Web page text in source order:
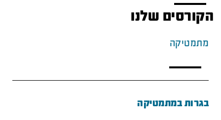
הקורסים שלנו
מתמטיקה
בגרות במתמטיקה